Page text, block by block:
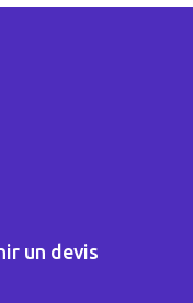
un devis